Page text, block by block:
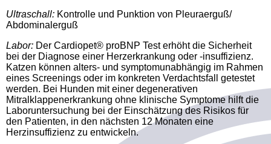
Ultraschall: Kontrolle und Punktion von Pleuraerguß/
Abdominalerguß
Labor: Der Cardiopet® proBNP Test erhöht die Sicherheit
bei der Diagnose einer Herzerkrankung oder -insuffizienz.
Katzen können alters- und symptomunabhängig im Rahmen
eines Screenings oder im konkreten Verdachtsfall getestet
werden. Bei Hunden mit einer degenerativen
Mitralklappenerkrankung ohne klinische Symptome hilft die
Laboruntersuchung bei der Einschätzung des Risikos für
den Patienten, in den nächsten 12 Monaten eine
Herzinsuffizienz zu entwickeln.